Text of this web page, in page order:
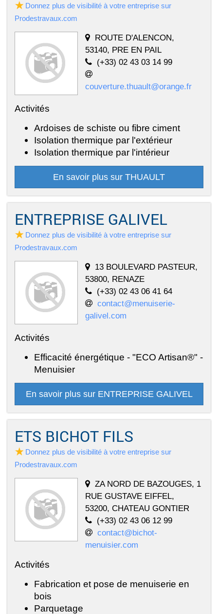
Donnez plus de visibilité à votre entreprise sur
Prodestravaux.com
ROUTE D'ALENCON,
53140, PRE EN PAIL
(+33) 02 43 03 14 99
couverture.thuault@orange.fr
Activités
Ardoises de schiste ou fibre ciment
Isolation thermique par l'extérieur
Isolation thermique par l'intérieur
En savoir plus sur THUAULT
ENTREPRISE GALIVEL
Donnez plus de visibilité à votre entreprise sur
Prodestravaux.com
13 BOULEVARD PASTEUR,
53800, RENAZE
(+33) 02 43 06 41 64
contact@menuiserie-
galivel.com
Activités
Efficacité énergétique - "ECO Artisan®" -
Menuisier
En savoir plus sur ENTREPRISE GALIVEL
ETS BICHOT FILS
Donnez plus de visibilité à votre entreprise sur
Prodestravaux.com
ZA NORD DE BAZOUGES, 1
RUE GUSTAVE EIFFEL,
53200, CHATEAU GONTIER
(+33) 02 43 06 12 99
contact@bichot-
menuisier.com
Activités
Fabrication et pose de menuiserie en
bois
Parquetage